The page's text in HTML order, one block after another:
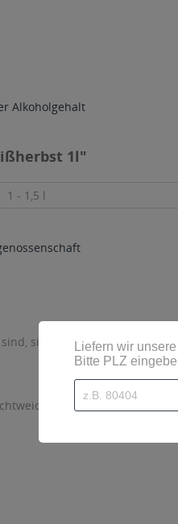
Alkoholgehalt
1l"
1 - 1,5 l
sind diese mittels
2, 77770 Durbach